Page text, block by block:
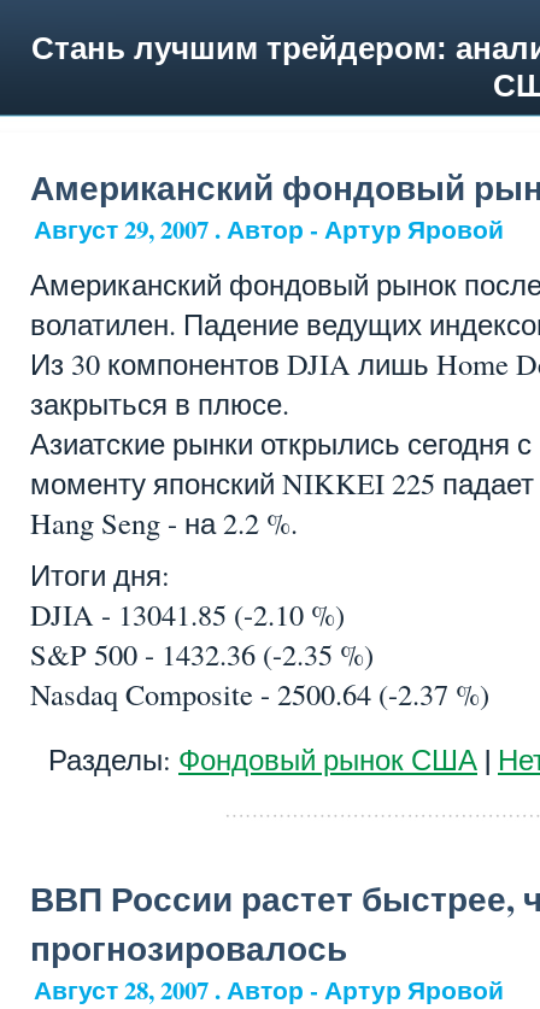
Стань лучшим трейдером:
Американский фондовый
Август 29, 2007 . Автор - Артур Яровой
Американский фондовый рынок
волатилен. Падение ведущих
Из 30 компонентов DJIA лишь Home
закрыться в плюсе.
Азиатские рынки открылись сегодня
моменту японский NIKKEI 225 падает
Hang Seng - на 2.2 %.
Итоги дня:
DJIA - 13041.85 (-2.10 %)
S&P 500 - 1432.36 (-2.35 %)
Nasdaq Composite - 2500.64 (-2.37 %)
Разделы: Фондовый рынок США |
ВВП России растет быстрее,
прогнозировалось
Август 28, 2007 . Автор - Артур Яровой